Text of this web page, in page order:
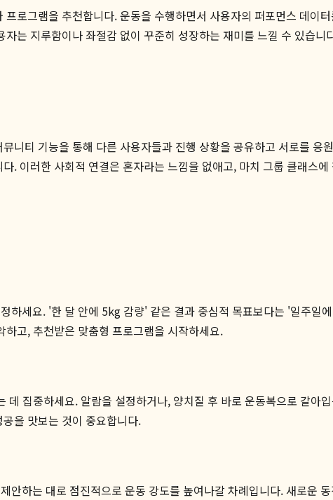
로그램을 추천합니다. 운동을 수행하면서 사용자의 퍼포먼스 데이
는 지루함이나 좌절감 없이 꾸준히 성장하는 재미를 느낄 수 있습
니티 기능을 통해 다른 사용자들과 진행 상황을 공유하고 서로를 응
. 이러한 사회적 연결은 혼자라는 느낌을 없애고, 마치 그룹 클래스
하세요. '한 달 안에 5kg 감량' 같은 결과 중심적 목표보다는 '일주일
고, 추천받은 맞춤형 프로그램을 시작하세요.
집중하세요. 알람을 설정하거나, 양치질 후 바로 운동복으로 갈아
을 맛보는 것이 중요합니다.
안하는 대로 점진적으로 운동 강도를 높여나갈 차례입니다. 새로운